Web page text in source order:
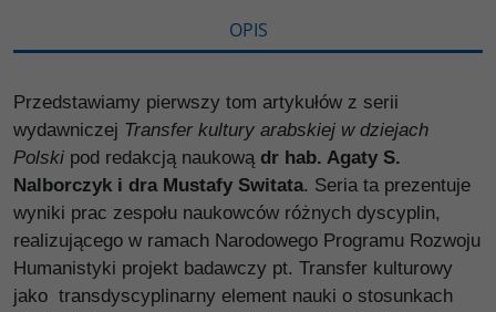
OPIS
Przedstawiamy pierwszy tom artykułów z serii
wydawniczej Transfer kultury arabskiej w dziejach
Polski pod redakcją naukowądr hab. Agaty S.
Nalborczyk i dra Mustafy Switata. Seria ta prezentuje
wyniki prac zespołu naukowców różnych dyscyplin,
realizującego w ramach Narodowego Programu Rozwoju
Humanistyki projekt badawczy pt. Transfer kulturowy
jako transdyscyplinarny element nauki o stosunkach